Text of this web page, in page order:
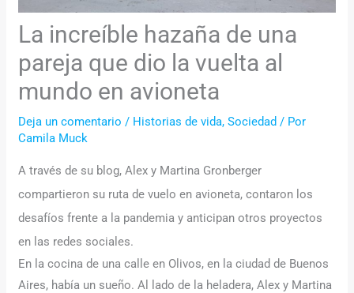
La increíble hazaña de una
pareja que dio la vuelta al
mundo en avioneta
Deja un comentario / Historias de vida,Sociedad / Por
Camila Muck
A través de su blog, Alex y Martina Gronberger
compartieron su ruta de vuelo en avioneta, contaron los
desafíos frente a la pandemia y anticipan otros proyectos
en las redes sociales.
En la cocina de una calle en Olivos, en la ciudad de Buenos
Aires, había un sueño. Al lado de la heladera, Alex y Martina